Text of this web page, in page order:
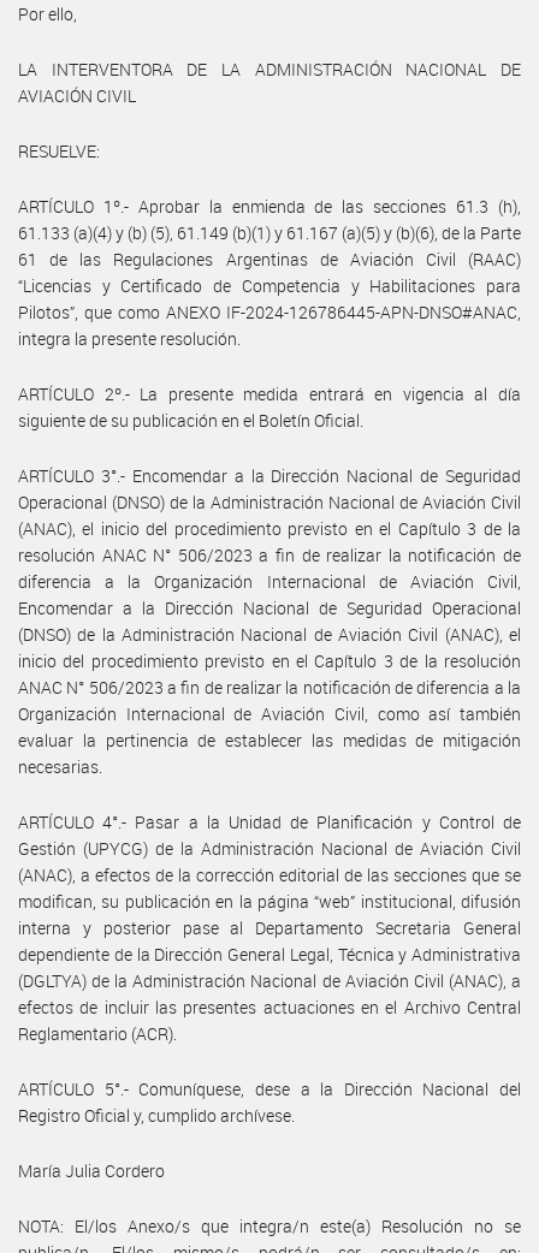
Por ello,
LA INTERVENTORA DE LA ADMINISTRACIÓN NACIONAL DE
AVIACIÓN CIVIL
RESUELVE:
ARTÍCULO 1º.- Aprobar la enmienda de las secciones 61.3 (h),
61.133 (a)(4) y (b) (5), 61.149 (b)(1) y 61.167 (a)(5) y (b)(6), de la Parte
61 de las Regulaciones Argentinas de Aviación Civil (RAAC)
“Licencias y Certificado de Competencia y Habilitaciones para
Pilotos”, que como ANEXO IF-2024-126786445-APN-DNSO#ANAC,
integra la presente resolución.
ARTÍCULO 2º.- La presente medida entrará en vigencia al día
siguiente de su publicación en el Boletín Oficial.
ARTÍCULO 3°.- Encomendar a la Dirección Nacional de Seguridad
Operacional (DNSO) de la Administración Nacional de Aviación Civil
(ANAC), el inicio del procedimiento previsto en el Capítulo 3 de la
resolución ANAC N° 506/2023 a fin de realizar la notificación de
diferencia a la Organización Internacional de Aviación Civil,
Encomendar a la Dirección Nacional de Seguridad Operacional
(DNSO) de la Administración Nacional de Aviación Civil (ANAC), el
inicio del procedimiento previsto en el Capítulo 3 de la resolución
ANAC N° 506/2023 a fin de realizar la notificación de diferencia a la
Organización Internacional de Aviación Civil, como así también
evaluar la pertinencia de establecer las medidas de mitigación
necesarias.
ARTÍCULO 4°.- Pasar a la Unidad de Planificación y Control de
Gestión (UPYCG) de la Administración Nacional de Aviación Civil
(ANAC), a efectos de la corrección editorial de las secciones que se
modifican, su publicación en la página “web” institucional, difusión
interna y posterior pase al Departamento Secretaria General
dependiente de la Dirección General Legal, Técnica y Administrativa
(DGLTYA) de la Administración Nacional de Aviación Civil (ANAC), a
efectos de incluir las presentes actuaciones en el Archivo Central
Reglamentario (ACR).
ARTÍCULO 5°.- Comuníquese, dese a la Dirección Nacional del
Registro Oficial y, cumplido archívese.
María Julia Cordero
NOTA: El/los Anexo/s que integra/n este(a) Resolución no se